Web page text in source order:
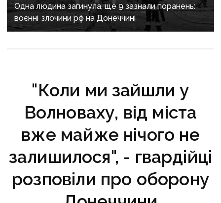
Одна людина загинула, ще 9 зазнали поранень:
воєнні злочини рф на Донеччині
"Коли ми зайшли у
Волноваху, від міста
вже майже нічого не
залишилося", - гвардійці
розповіли про оборону